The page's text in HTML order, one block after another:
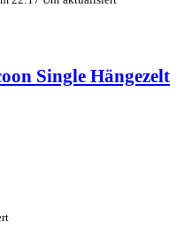
Single Hängezelt